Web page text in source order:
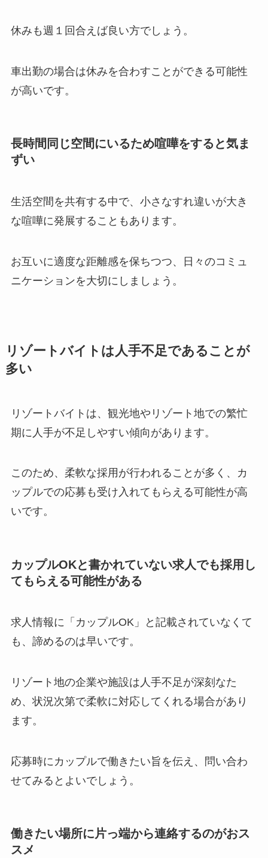
休みも週１回合えば良い方でしょう。
車出勤の場合は休みを合わすことができる可能性
が高いです。
長時間同じ空間にいるため喧嘩をすると気ま
ずい
生活空間を共有する中で、小さなすれ違いが大き
な喧嘩に発展することもあります。
お互いに適度な距離感を保ちつつ、日々のコミュ
ニケーションを大切にしましょう。
リゾートバイトは人手不足であることが
多い
リゾートバイトは、観光地やリゾート地での繁忙
期に人手が不足しやすい傾向があります。
このため、柔軟な採用が行われることが多く、カ
ップルでの応募も受け入れてもらえる可能性が高
いです。
カップルOKと書かれていない求人でも採用し
てもらえる可能性がある
求人情報に「カップルOK」と記載されていなくて
も、諦めるのは早いです。
リゾート地の企業や施設は人手不足が深刻なた
め、状況次第で柔軟に対応してくれる場合があり
ます。
応募時にカップルで働きたい旨を伝え、問い合わ
せてみるとよいでしょう。
働きたい場所に片っ端から連絡するのがおス
スメ